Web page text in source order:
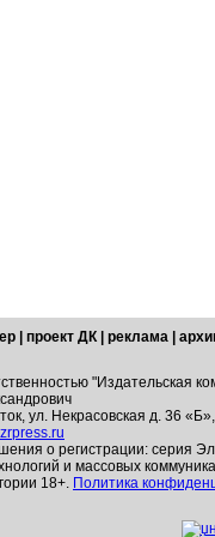
проект ДК реклама
"Издательская
ул. Некрасовская д. 36
о регистрации: серия
и массовых
18+. Политика